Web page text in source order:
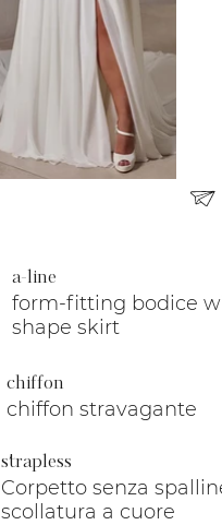
a-line
form-fitting bodice
shape skirt
chiffon
chiffon stravagante
strapless
Corpetto senza
scollatura a cuore